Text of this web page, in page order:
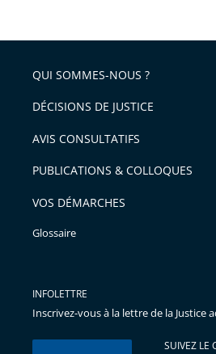
QUI SOMMES-NOUS ?
DÉCISIONS DE JUSTICE
AVIS CONSULTATIFS
PUBLICATIONS & COLLOQUES
VOS DÉMARCHES
Glossaire
INFOLETTRE
Inscrivez-vous à la lettre de la Justice
SUIVEZ LE